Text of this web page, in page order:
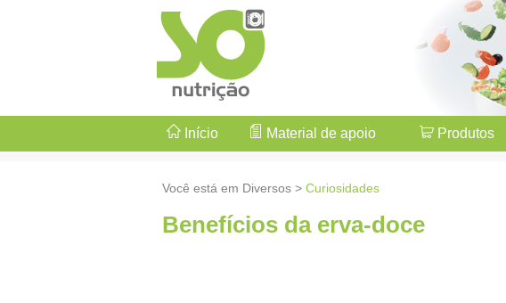
Início Material de apoio Produtos
Você está em Diversos > Curiosidades
Benefícios da erva-doce